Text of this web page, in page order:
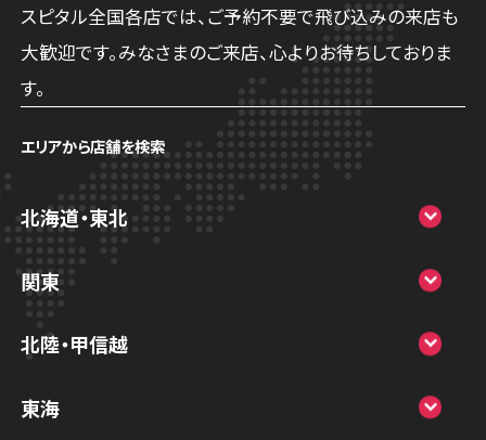
スピタル全国各店では、ご予約不要で飛び込みの来店も
大歓迎です。みなさまのご来店、心よりお待ちしておりま
す。
エリアから店舗を検索
北海道・東北
スマホスピタル大丸札幌
関東
スマホスピタル宇都宮
北陸・甲信越
スマホスピタルアル・プラザ小松
東海